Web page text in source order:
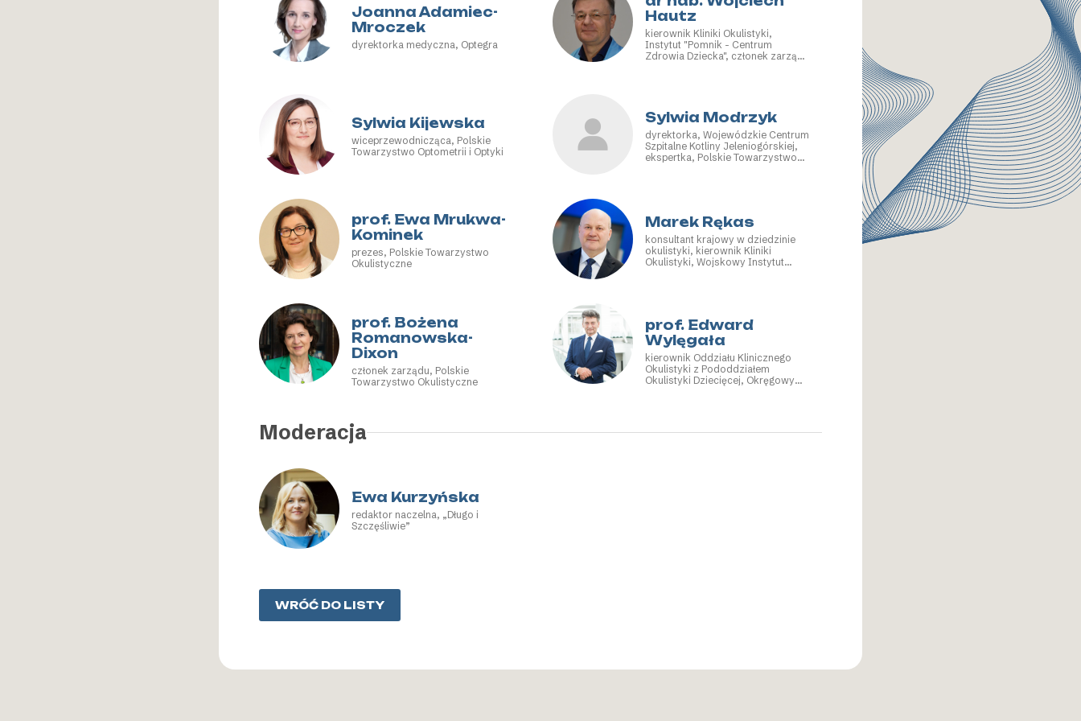
Joanna Adamiec-
Mroczek
dyrektorka medyczna, Optegra
Hautz
kierownik Kliniki Okulistyki,
Instytut "Pomnik - Centrum
Zdrowia Dziecka", członek zarządu
Sylwia Kijewska
wiceprzewodnicząca, Polskie
Towarzystwo Optometrii i Optyki
Sylwia Modrzyk
dyrektorka, Wojewódzkie Centrum
Szpitalne Kotliny Jeleniogórskiej,
ekspertka, Polskie Towarzystwo
prof. Ewa Mrukwa-
Kominek
prezes, Polskie Towarzystwo
Okulistyczne
Marek Rękas
konsultant krajowy w dziedzinie
okulistyki, kierownik Kliniki
Okulistyki, Wojskowy Instytut
prof. Bożena
Romanowska-
Dixon
członek zarządu, Polskie
Towarzystwo Okulistyczne
prof. Edward
Wylęgała
kierownik Oddziału Klinicznego
Okulistyki z Pododdziałem
Okulistyki Dziecięcej, Okręgowy
Moderacja
Ewa Kurzyńska
redaktor naczelna, „Długo i
Szczęśliwie”
WRÓĆ DO LISTY